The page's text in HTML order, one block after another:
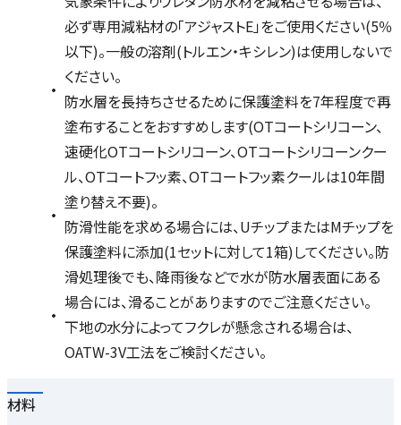
必ず専用減粘材の「アジャストE」をご使用ください(5％
以下)。一般の溶剤(トルエン・キシレン)は使用しないで
ください。
防水層を長持ちさせるために保護塗料を7年程度で再
塗布することをおすすめします(OTコートシリコーン、
速硬化OTコートシリコーン、OTコートシリコーンクー
ル、OTコートフッ素、OTコートフッ素クールは10年間
塗り替え不要)。
防滑性能を求める場合には、UチップまたはMチップを
保護塗料に添加(1セットに対して1箱)してください。防
滑処理後でも、降雨後などで水が防水層表面にある
場合には、滑ることがありますのでご注意ください。
下地の水分によってフクレが懸念される場合は、
OATW-3V工法をご検討ください。
材料